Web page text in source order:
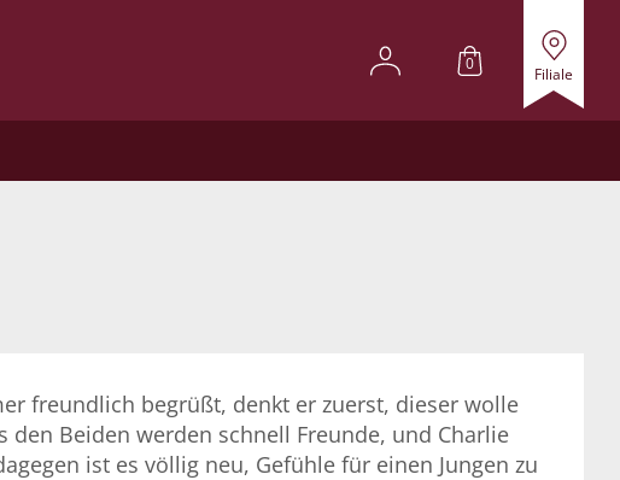
0
Filiale
freundlich begrüßt, denkt er zuerst, dieser wolle
Beiden werden schnell Freunde, und Charlie
ist es völlig neu, Gefühle für einen Jungen zu